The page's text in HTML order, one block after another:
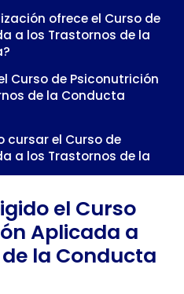
ofrece el Curso de
a los Trastornos de la
Curso de Psiconutrición
de la Conducta
cursar el Curso de
a los Trastornos de la
dentro de una trayectoria
el Curso
Aplicada a
la Conducta